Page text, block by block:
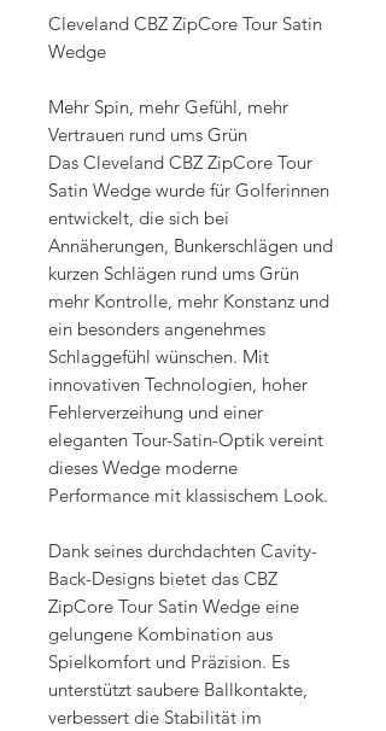
Cleveland CBZ ZipCore Tour Satin
Wedge
Mehr Spin, mehr Gefühl, mehr
Vertrauen rund ums Grün
Das Cleveland CBZ ZipCore Tour
Satin Wedge wurde für Golferinnen
entwickelt, die sich bei
Annäherungen, Bunkerschlägen und
kurzen Schlägen rund ums Grün
mehr Kontrolle, mehr Konstanz und
ein besonders angenehmes
Schlaggefühl wünschen. Mit
innovativen Technologien, hoher
Fehlerverzeihung und einer
eleganten Tour-Satin-Optik vereint
dieses Wedge moderne
Performance mit klassischem Look.
Dank seines durchdachten Cavity-
Back-Designs bietet das CBZ
ZipCore Tour Satin Wedge eine
gelungene Kombination aus
Spielkomfort und Präzision. Es
unterstützt saubere Ballkontakte,
verbessert die Stabilität im